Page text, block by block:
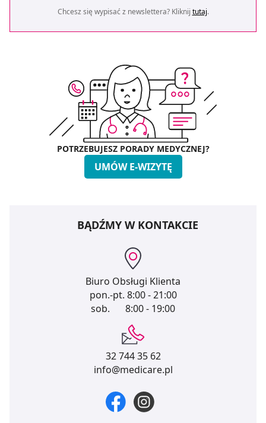
Chcesz się wypisać z newslettera? Kliknij tutaj.
POTRZEBUJESZ PORADY MEDYCZNEJ?
UMÓW E-WIZYTĘ
BĄDŹMY W KONTAKCIE
Biuro Obsługi Klienta
pon.-pt. 8:00 - 21:00
sob.
8:00 - 19:00
32 744 35 62
info@medicare.pl